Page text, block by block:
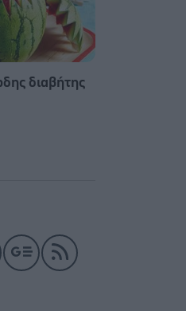
διαβήτης